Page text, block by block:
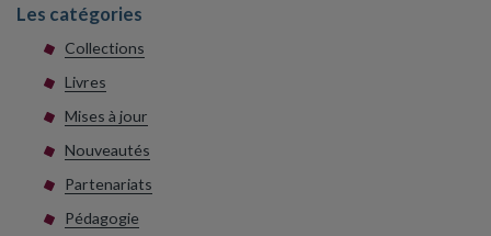
Les catégories
Collections
Livres
Mises à jour
Nouveautés
Partenariats
Pédagogie